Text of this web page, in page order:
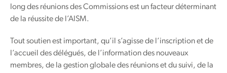
long des réunions des Commissions est un facteur déterminant
de la réussite de l’AISM.
Tout soutien est important, qu’il s’agisse de l’inscription et de
l’accueil des délégués, de l’information des nouveaux
membres, de la gestion globale des réunions et du suivi, de la